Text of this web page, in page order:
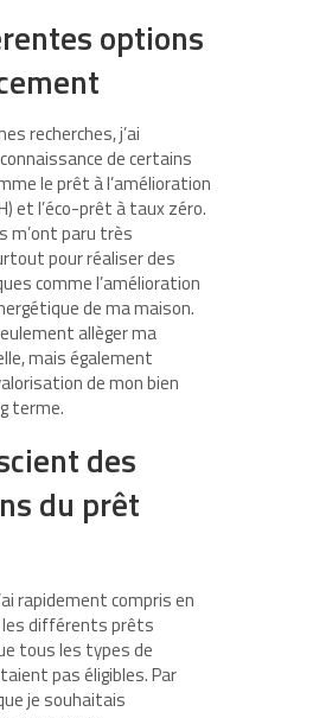
options
recherches, j’ai
de certains
le prêt à l’amélioration
et l’éco-prêt à taux zéro.
m’ont paru très
pour réaliser des
comme l’amélioration
de ma maison.
allèger ma
mais également
de mon bien
terme.
des
du prêt
rapidement compris en
différents prêts
tous les types de
pas éligibles. Par
je souhaitais